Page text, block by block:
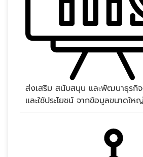
ส่งเสริม สนับสนุน และพัฒนาธุรกิจ
และใช้ประโยชน์ จากข้อมูลขนาดให